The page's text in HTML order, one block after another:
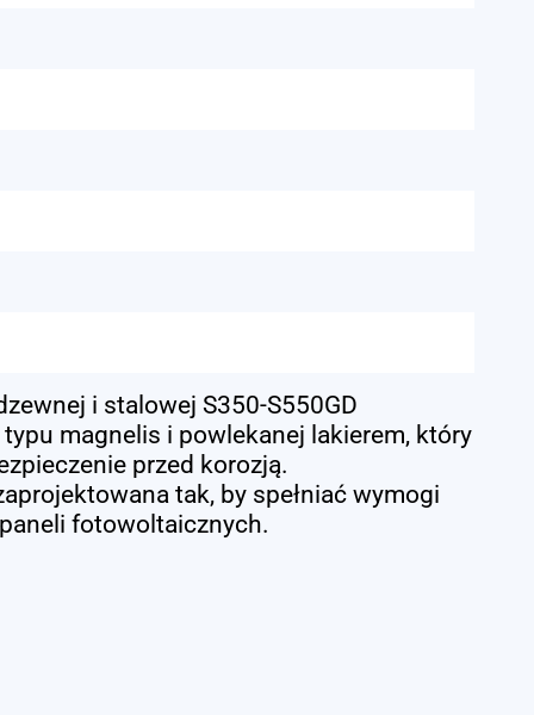
i stalowej S350-S550GD
magnelis i powlekanej lakierem, który
przed korozją.
tak, by spełniać wymogi
fotowoltaicznych.